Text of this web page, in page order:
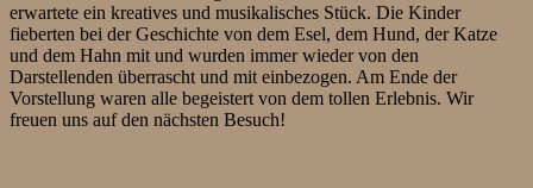
erwartete ein kreatives und musikalisches Stück. Die Kinder
fieberten bei der Geschichte von dem Esel, dem Hund, der Katze
und dem Hahn mit und wurden immer wieder von den
Darstellenden überrascht und mit einbezogen. Am Ende der
Vorstellung waren alle begeistert von dem tollen Erlebnis. Wir
freuen uns auf den nächsten Besuch!